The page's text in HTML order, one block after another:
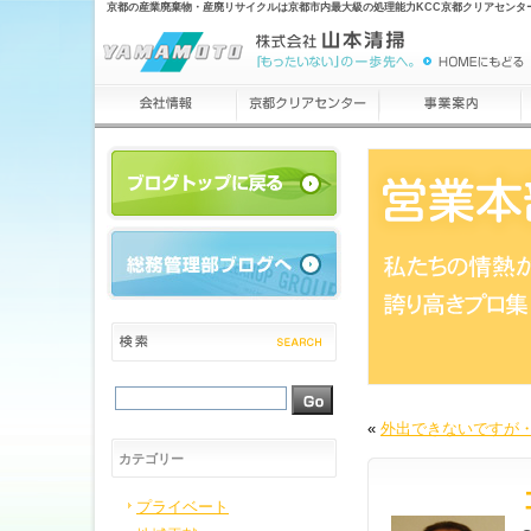
京都の産業廃棄物・産廃リサイクルは京都市内最大級の処理能力KCC京都クリアセンタ
« 外出できないですが
カテゴリー
プライベート